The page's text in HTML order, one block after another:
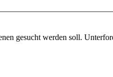
gesucht werden soll.